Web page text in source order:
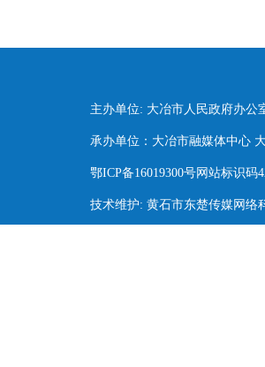
主办单位: 大冶市人民政府办公
承办单位：大冶市融媒体中心
鄂ICP备16019300号网站标识码
技术维护: 黄石市东楚传媒网络